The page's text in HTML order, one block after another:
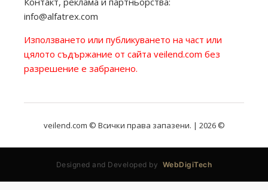
info@alfatrex.com
Използването или публикуването на част или
цялото съдържание от сайта veilend.com без
разрешение е забранено.
veilend.com © Всички права запазени. | 2026 ©
Designed and Developed by WebDigiTech